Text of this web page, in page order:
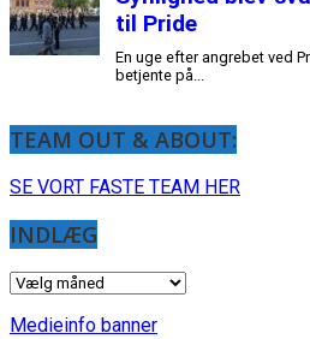
TEAM OUT & ABOUT:
SE VORT FASTE TEAM HER
INDLÆG
INDLÆG
Medieinfo banner